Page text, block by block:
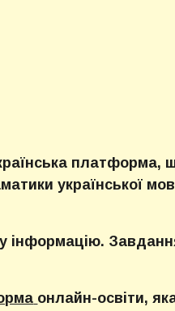
платформа,
української
інформацію.
онлайн-освіти,